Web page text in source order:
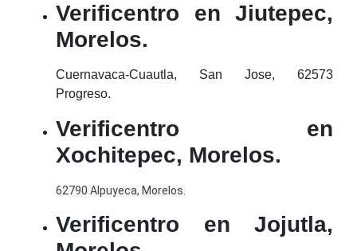
Verificentro en Jiutepec,
Morelos.
Cuernavaca-Cuautla, San Jose, 62573
Progreso.
Verificentro en
Xochitepec, Morelos.
62790 Alpuyeca, Morelos.
Verificentro en Jojutla,